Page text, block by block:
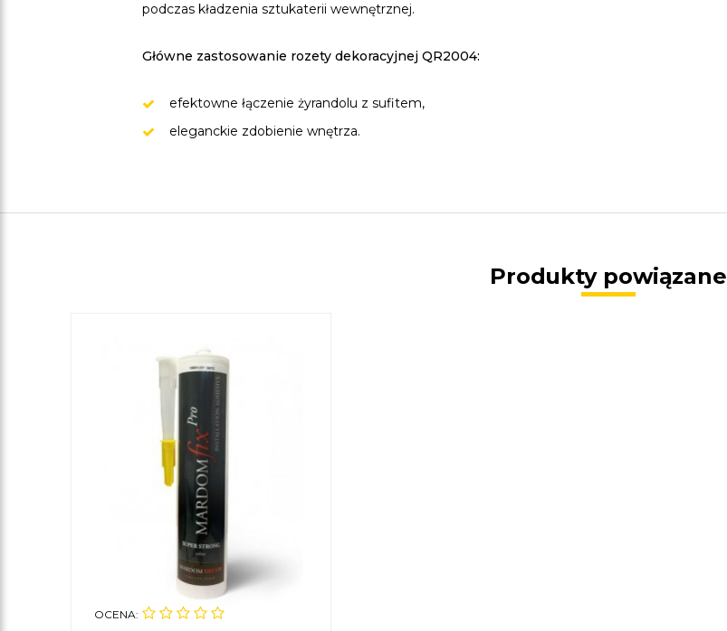
podczas kładzenia sztukaterii wewnętrznej.
Główne zastosowanie rozety dekoracyjnej QR2004:
efektowne łączenie żyrandolu z sufitem,
eleganckie zdobienie wnętrza.
Produkty powiązane
OCENA: